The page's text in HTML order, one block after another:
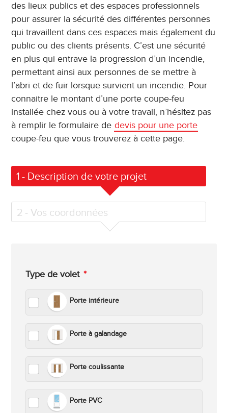
des lieux publics et des espaces professionnels
pour assurer la sécurité des différentes personnes
qui travaillent dans ces espaces mais également du
public ou des clients présents. C’est une sécurité
en plus qui entrave la progression d’un incendie,
permettant ainsi aux personnes de se mettre à
l’abri et de fuir lorsque survient un incendie. Pour
connaitre le montant d’une porte coupe-feu
installée chez vous ou à votre travail, n’hésitez pas
à remplir le formulaire de devis pour une porte
coupe-feu que vous trouverez à cette page.
1 - Description de votre projet
2 - Vos coordonnées
Type de volet *
Porte intérieure
Porte à galandage
Porte coulissante
Porte PVC